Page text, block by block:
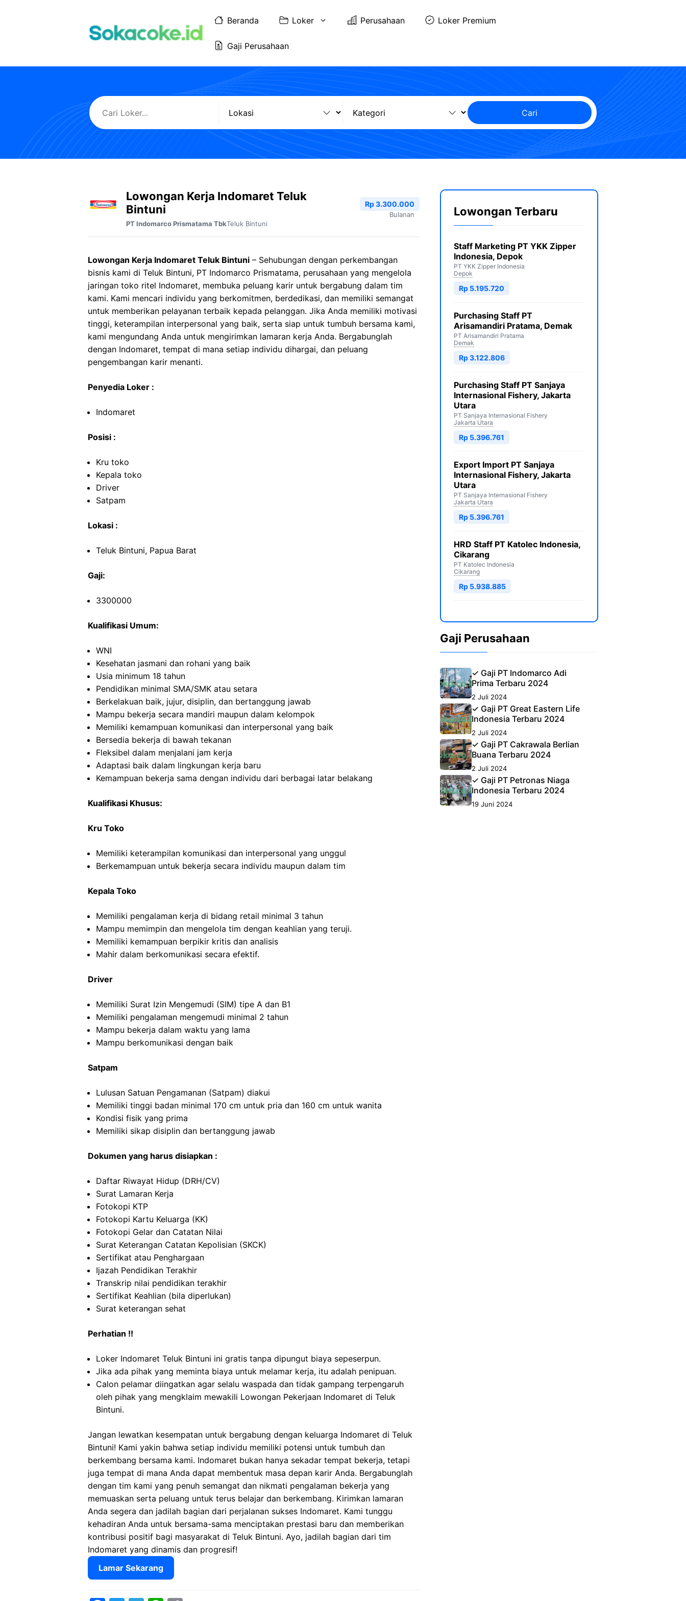
Beranda Loker Perusahaan Loker Premium
Gaji Perusahaan
Cari
Lowongan Kerja Indomaret Teluk
Bintuni
PT Indomarco Prismatama TbkTeluk Bintuni
Rp 3.300.000
Bulanan
Lowongan Kerja Indomaret Teluk Bintuni – Sehubungan dengan perkembangan
bisnis kami di Teluk Bintuni, PT Indomarco Prismatama, perusahaan yang mengelola
jaringan toko ritel Indomaret, membuka peluang karir untuk bergabung dalam tim
kami. Kami mencari individu yang berkomitmen, berdedikasi, dan memiliki semangat
untuk memberikan pelayanan terbaik kepada pelanggan. Jika Anda memiliki motivasi
tinggi, keterampilan interpersonal yang baik, serta siap untuk tumbuh bersama kami,
kami mengundang Anda untuk mengirimkan lamaran kerja Anda. Bergabunglah
dengan Indomaret, tempat di mana setiap individu dihargai, dan peluang
pengembangan karir menanti.
Penyedia Loker :
Indomaret
Posisi :
Kru toko
Kepala toko
Driver
Satpam
Lokasi :
Teluk Bintuni, Papua Barat
Gaji:
3300000
Kualifikasi Umum:
WNI
Kesehatan jasmani dan rohani yang baik
Usia minimum 18 tahun
Pendidikan minimal SMA/SMK atau setara
Berkelakuan baik, jujur, disiplin, dan bertanggung jawab
Mampu bekerja secara mandiri maupun dalam kelompok
Memiliki kemampuan komunikasi dan interpersonal yang baik
Bersedia bekerja di bawah tekanan
Fleksibel dalam menjalani jam kerja
Adaptasi baik dalam lingkungan kerja baru
Kemampuan bekerja sama dengan individu dari berbagai latar belakang
Kualifikasi Khusus:
Kru Toko
Memiliki keterampilan komunikasi dan interpersonal yang unggul
Berkemampuan untuk bekerja secara individu maupun dalam tim
Kepala Toko
Memiliki pengalaman kerja di bidang retail minimal 3 tahun
Mampu memimpin dan mengelola tim dengan keahlian yang teruji.
Memiliki kemampuan berpikir kritis dan analisis
Mahir dalam berkomunikasi secara efektif.
Driver
Memiliki Surat Izin Mengemudi (SIM) tipe A dan B1
Memiliki pengalaman mengemudi minimal 2 tahun
Mampu bekerja dalam waktu yang lama
Mampu berkomunikasi dengan baik
Satpam
Lulusan Satuan Pengamanan (Satpam) diakui
Memiliki tinggi badan minimal 170 cm untuk pria dan 160 cm untuk wanita
Kondisi fisik yang prima
Memiliki sikap disiplin dan bertanggung jawab
Dokumen yang harus disiapkan :
Daftar Riwayat Hidup (DRH/CV)
Surat Lamaran Kerja
Fotokopi KTP
Fotokopi Kartu Keluarga (KK)
Fotokopi Gelar dan Catatan Nilai
Surat Keterangan Catatan Kepolisian (SKCK)
Sertifikat atau Penghargaan
Ijazah Pendidikan Terakhir
Transkrip nilai pendidikan terakhir
Sertifikat Keahlian (bila diperlukan)
Surat keterangan sehat
Perhatian !!
Loker Indomaret Teluk Bintuni ini gratis tanpa dipungut biaya sepeserpun.
Jika ada pihak yang meminta biaya untuk melamar kerja, itu adalah penipuan.
Calon pelamar diingatkan agar selalu waspada dan tidak gampang terpengaruh
oleh pihak yang mengklaim mewakili Lowongan Pekerjaan Indomaret di Teluk
Bintuni.
Jangan lewatkan kesempatan untuk bergabung dengan keluarga Indomaret di Teluk
Bintuni! Kami yakin bahwa setiap individu memiliki potensi untuk tumbuh dan
berkembang bersama kami. Indomaret bukan hanya sekadar tempat bekerja, tetapi
juga tempat di mana Anda dapat membentuk masa depan karir Anda. Bergabunglah
dengan tim kami yang penuh semangat dan nikmati pengalaman bekerja yang
memuaskan serta peluang untuk terus belajar dan berkembang. Kirimkan lamaran
Anda segera dan jadilah bagian dari perjalanan sukses Indomaret. Kami tunggu
kehadiran Anda untuk bersama-sama menciptakan prestasi baru dan memberikan
kontribusi positif bagi masyarakat di Teluk Bintuni. Ayo, jadilah bagian dari tim
Indomaret yang dinamis dan progresif!
Lamar Sekarang
Lowongan Terbaru
Staff Marketing PT YKK Zipper
Indonesia, Depok
PT YKK Zipper Indonesia
Depok
Rp 5.195.720
Purchasing Staff PT
Arisamandiri Pratama, Demak
PT Arisamandiri Pratama
Demak
Rp 3.122.806
Purchasing Staff PT Sanjaya
Internasional Fishery, Jakarta
Utara
PT Sanjaya Internasional Fishery
Jakarta Utara
Rp 5.396.761
Export Import PT Sanjaya
Internasional Fishery, Jakarta
Utara
PT Sanjaya Internasional Fishery
Jakarta Utara
Rp 5.396.761
HRD Staff PT Katolec Indonesia,
Cikarang
PT Katolec Indonesia
Cikarang
Rp 5.938.885
Gaji Perusahaan
✓ Gaji PT Indomarco Adi
Prima Terbaru 2024
2 Juli 2024
✓ Gaji PT Great Eastern Life
Indonesia Terbaru 2024
2 Juli 2024
✓ Gaji PT Cakrawala Berlian
Buana Terbaru 2024
2 Juli 2024
✓ Gaji PT Petronas Niaga
Indonesia Terbaru 2024
19 Juni 2024